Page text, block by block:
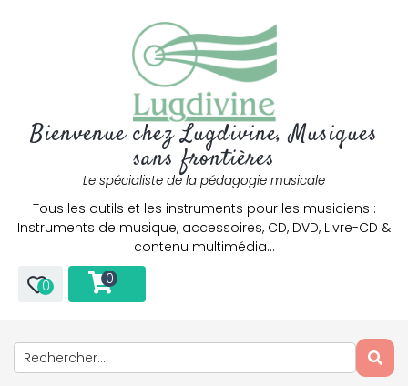
Bienvenue chez Lugdivine, Musiques
sans frontières
Le spécialiste de la pédagogie musicale
Tous les outils et les instruments pour les musiciens :
Instruments de musique, accessoires, CD, DVD, Livre-CD &
contenu multimédia…
0 0